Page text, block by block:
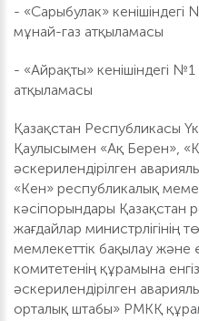
- «Cарыбулак»
мұнай-газ атқыламасы
- «Айрақты» кенішіндегі
атқыламасы
Қазақстан Республикасы
Қаулысымен «Ақ Берен»,
әскерилендірілген
«Кен» республикалық
кәсіпорындары Қазақстан
жағдайлар министрлігінің
мемлекеттік бақылау және
комитетенің құрамына
әскерилендірілген
орталық штабы» РМКҚ